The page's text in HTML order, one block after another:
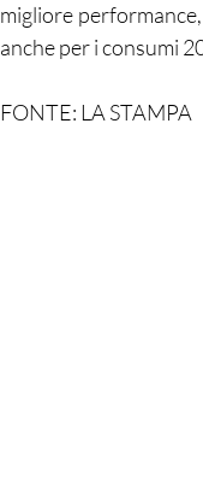
migliore
anche per i consumi
FONTE: LA STAMPA